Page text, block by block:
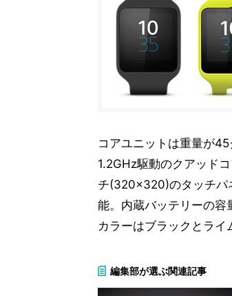
コアユニットは重量が
1.2GHz駆動のクアッド
チ(320×320)のタッチパ
能。内蔵バッテリーの
カラーはブラックとライ
編集部が選ぶ関連記事